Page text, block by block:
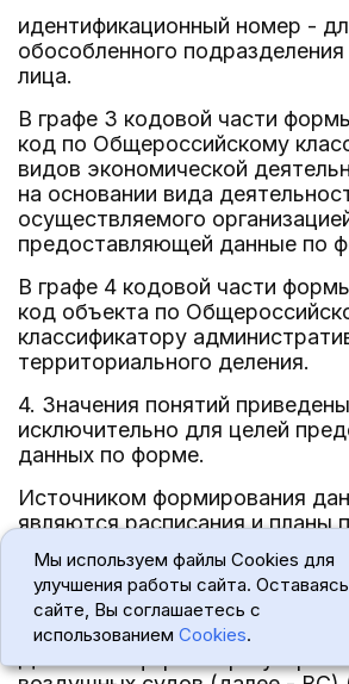
идентификационный номер -
обособленного
лица.
В графе 3 кодовой части
код по Общероссийскому
видов экономической
на основании вида
осуществляемого
предоставляющей данные по
В графе 4 кодовой части
код объекта по
классификатору
территориального деления.
4. Значения понятий приведены
исключительно для целей
данных по форме.
Источником формирования
являются расписания и планы
организаций гражданской
При предоставлении данных
быть обеспечена их полнота и
Данные по форме о
Мы используем файлы Cookies для
улучшения работы сайта.
сайте, Вы соглашаетесь с
использованием Cookies.